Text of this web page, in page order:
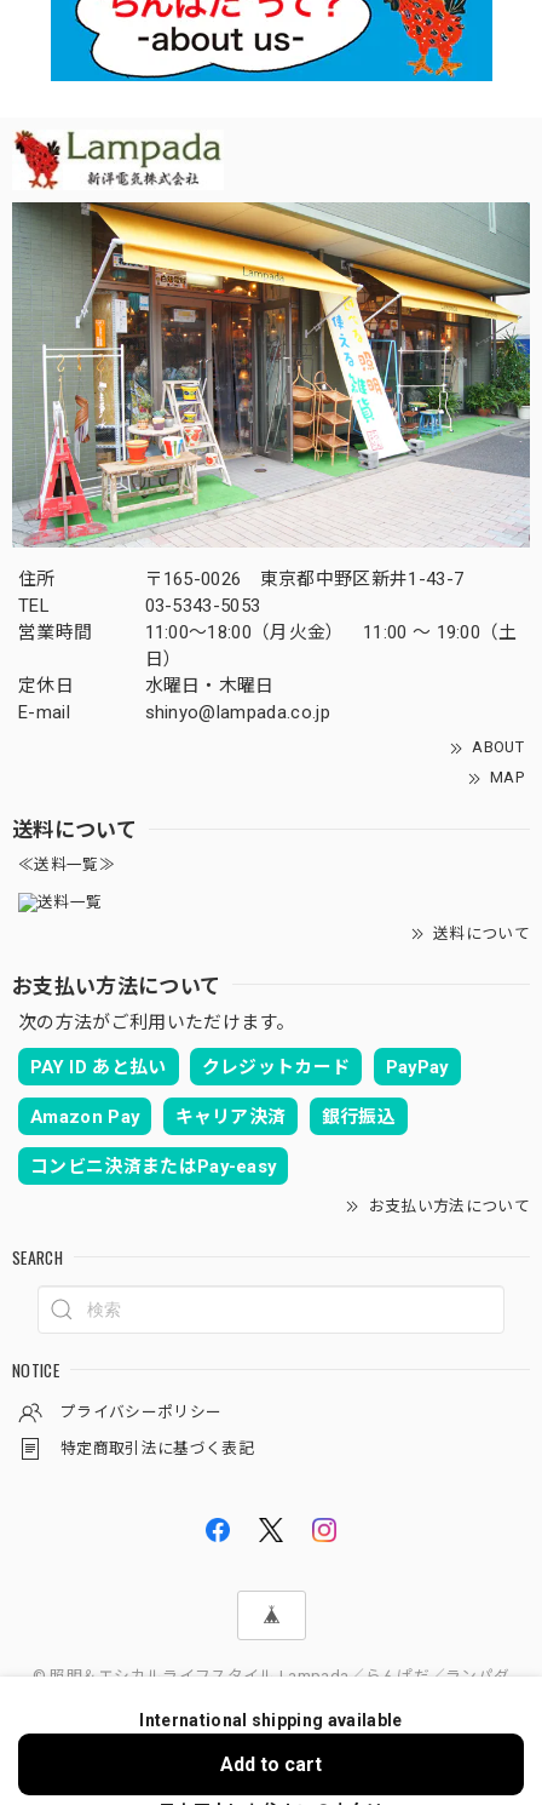
住所
〒165-0026 東京都中野区新井1-43-7
TEL
03-5343-5053
営業時間
11:00～18:00（月火金） 11:00 ～ 19:00（土
日）
定休日
水曜日・木曜日
E-mail
shinyo@lampada.co.jp
ABOUT
MAP
送料について
≪送料一覧≫
送料について
お支払い方法について
次の方法がご利用いただけます。
PAY ID あと払い クレジットカード PayPay
Amazon Pay キャリア決済 銀行振込
コンビニ決済またはPay-easy
お支払い方法について
SEARCH
NOTICE
プライバシーポリシー
特定商取引法に基づく表記
© 照明＆エシカルライフスタイル Lampada／らんぱだ／ランパダ
International shipping available
Add to cart